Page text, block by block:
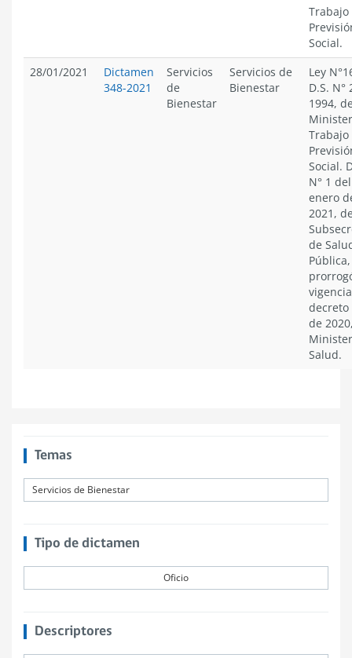
Trabajo
Social.
28/01/2021
Dictamen
348-2021
Servicios
de
Bienestar
Servicios de
Bienestar
Ley
D.S. N°
1994,
Trabajo
Social.
N° 1
enero
2021,
de
decreto
de
Salud.
Temas
Servicios de Bienestar
Tipo de dictamen
Oficio
Descriptores